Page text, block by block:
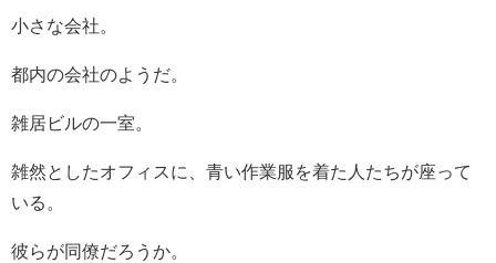
小さな会社。
都内の会社のようだ。
雑居ビルの一室。
雑然としたオフィスに、青い作業服を着た人たちが座って
いる。
彼らが同僚だろうか。